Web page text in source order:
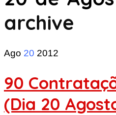
archive
Ago 20 2012
90
(Dia 20